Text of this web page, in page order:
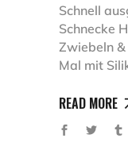
Schnell
Schnecke
Zwiebeln
Mal mit
READ MORE